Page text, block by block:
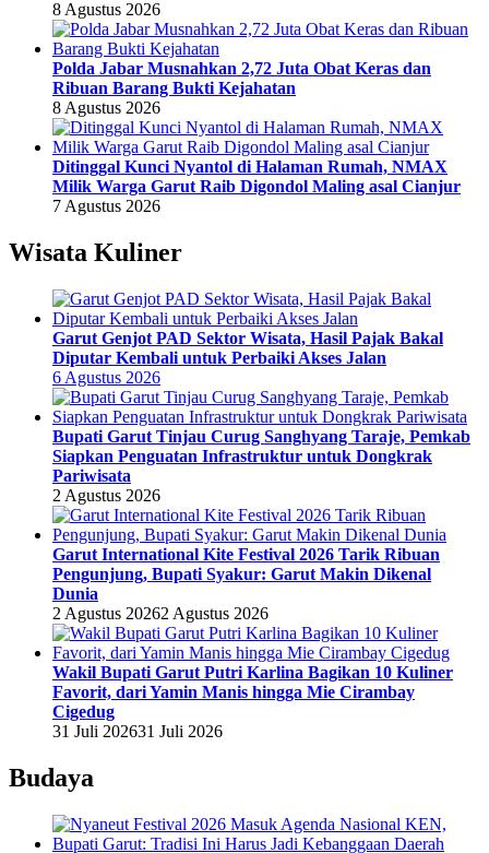
8 Agustus 2026
Polda Jabar Musnahkan 2,72 Juta Obat Keras dan
Ribuan Barang Bukti Kejahatan
8 Agustus 2026
Ditinggal Kunci Nyantol di Halaman Rumah, NMAX
Milik Warga Garut Raib Digondol Maling asal Cianjur
7 Agustus 2026
Wisata Kuliner
Garut Genjot PAD Sektor Wisata, Hasil Pajak Bakal
Diputar Kembali untuk Perbaiki Akses Jalan
6 Agustus 2026
Bupati Garut Tinjau Curug Sanghyang Taraje, Pemkab
Siapkan Penguatan Infrastruktur untuk Dongkrak
Pariwisata
2 Agustus 2026
Garut International Kite Festival 2026 Tarik Ribuan
Pengunjung, Bupati Syakur: Garut Makin Dikenal
Dunia
2 Agustus 20262 Agustus 2026
Wakil Bupati Garut Putri Karlina Bagikan 10 Kuliner
Favorit, dari Yamin Manis hingga Mie Cirambay
Cigedug
31 Juli 202631 Juli 2026
Budaya